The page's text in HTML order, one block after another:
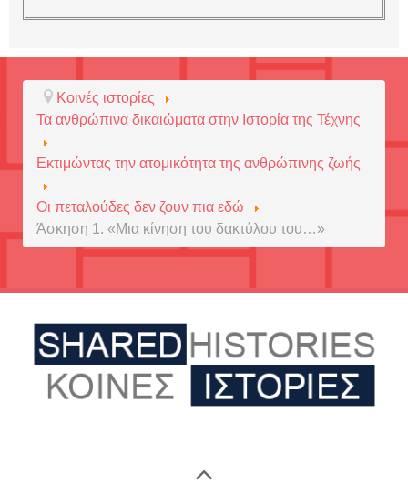
Κοινές ιστορίες
Τα ανθρώπινα δικαιώματα στην Ιστορία της Τέχνης
Εκτιμώντας την ατομικότητα της ανθρώπινης ζωής
Οι πεταλούδες δεν ζουν πια εδώ
Άσκηση 1. «Μια κίνηση του δακτύλου του…»